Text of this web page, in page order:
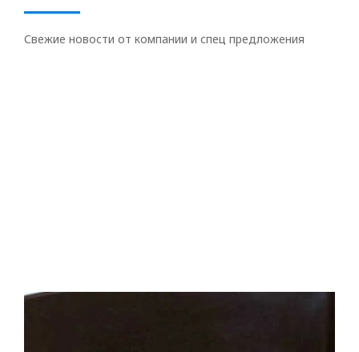
Свежие новости от компании и спец предложения